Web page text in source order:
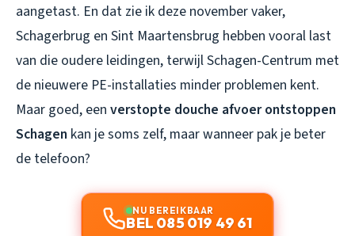
aangetast. En dat zie ik deze november vaker,
Schagerbrug en Sint Maartensbrug hebben vooral last
van die oudere leidingen, terwijl Schagen-Centrum met
de nieuwere PE-installaties minder problemen kent.
Maar goed, een verstopte douche afvoer ontstoppen
Schagen kan je soms zelf, maar wanneer pak je beter
de telefoon?
NU BEREIKBAAR
BEL 085 019 49 61